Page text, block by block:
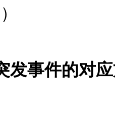
发事件的对